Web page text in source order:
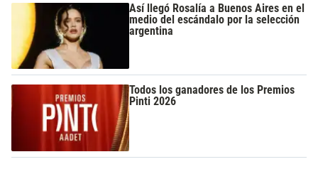
Así llegó Rosalía a Buenos Aires en el
medio del escándalo por la selección
argentina
Todos los ganadores de los Premios
Pinti 2026